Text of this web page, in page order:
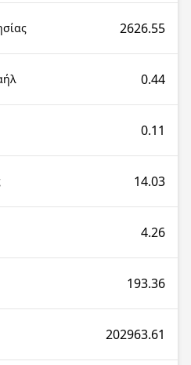
2626.55
0.44
0.11
14.03
4.26
193.36
202963.61